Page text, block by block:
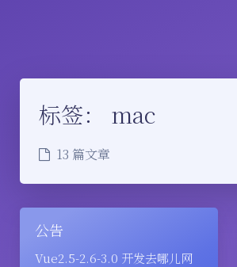
标签： mac
13 篇文章
公告
Vue2.5-2.6-3.0 开发去哪儿网